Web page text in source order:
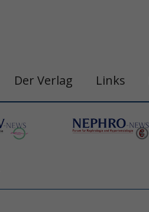
Der Verlag Links